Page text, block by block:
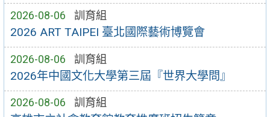
2026-08-06 訓育組
2026 ART TAIPEI 臺北國際藝術博覽會
2026-08-06 訓育組
2026年中國文化大學第三屆『世界大學問』
2026-08-06 訓育組